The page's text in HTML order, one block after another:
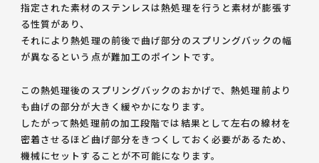
指定された素材のステンレスは熱処理を行うと素材が膨張す
る性質があり、
それにより熱処理の前後で曲げ部分のスプリングバックの幅
が異なるという点が難加工のポイントです。
この熱処理後のスプリングバックのおかげで、熱処理前より
も曲げの部分が大きく緩やかになります。
したがって熱処理前の加工段階では結果として左右の線材を
密着させるほど曲げ部分をきつくしておく必要があるため、
機械にセットすることが不可能になります。